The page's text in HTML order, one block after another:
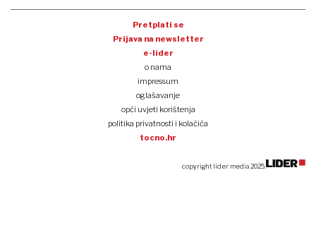
Pretplati se
Prijava na newsletter
e-lider
o nama
impressum
oglašavanje
opći uvjeti korištenja
politika privatnosti i kolačića
tocno.hr
copyright lider media 2025.